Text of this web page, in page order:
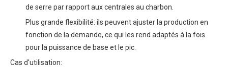
de serre par rapport aux centrales au charbon.
Plus grande flexibilité: ils peuvent ajuster la production en
fonction de la demande, ce qui les rend adaptés à la fois
pour la puissance de base et le pic.
Cas d'utilisation: